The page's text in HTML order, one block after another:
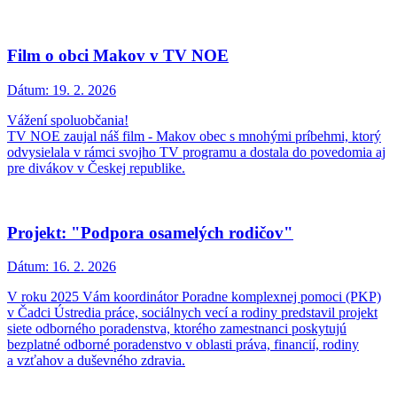
Film o obci Makov v TV NOE
Dátum: 19. 2. 2026
Vážení spoluobčania!
TV NOE zaujal náš film - Makov obec s mnohými príbehmi, ktorý
odvysielala v rámci svojho TV programu a dostala do povedomia aj
pre divákov v Českej republike.
Projekt: "Podpora osamelých rodičov"
Dátum: 16. 2. 2026
V roku 2025 Vám koordinátor Poradne komplexnej pomoci (PKP)
v Čadci Ústredia práce, sociálnych vecí a rodiny predstavil projekt
siete odborného poradenstva, ktorého zamestnanci poskytujú
bezplatné odborné poradenstvo v oblasti práva, financií, rodiny
a vzťahov a duševného zdravia.